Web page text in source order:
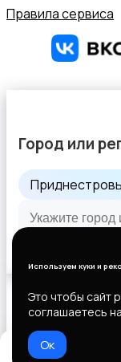
Аксессуары
Правила сервиса
Используем куки и
Это чтобы сайт
соглашаетесь
Ок
Город или
Выберите